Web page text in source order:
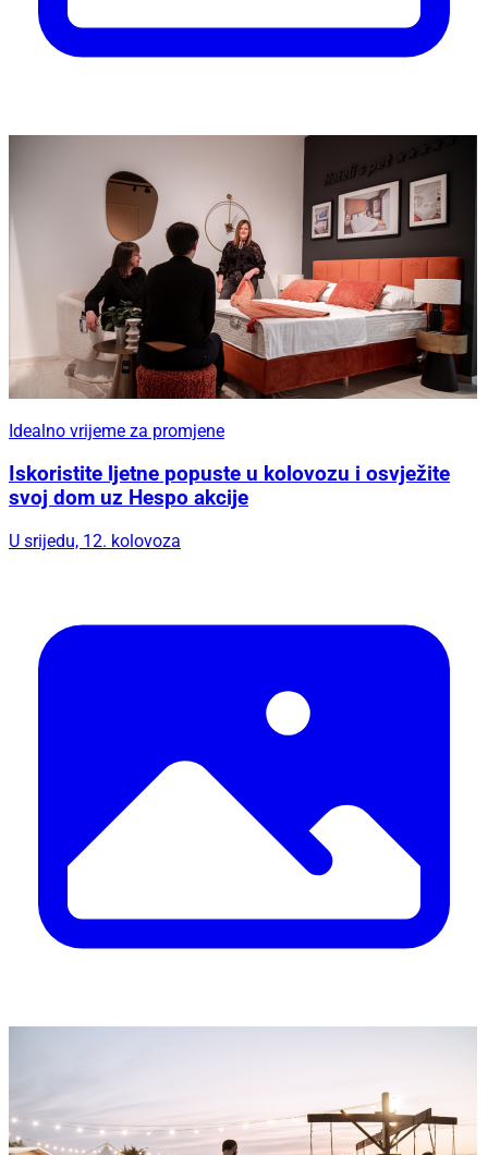
Idealno vrijeme za promjene
Iskoristite ljetne popuste u kolovozu i osvježite
svoj dom uz Hespo akcije
U srijedu, 12. kolovoza